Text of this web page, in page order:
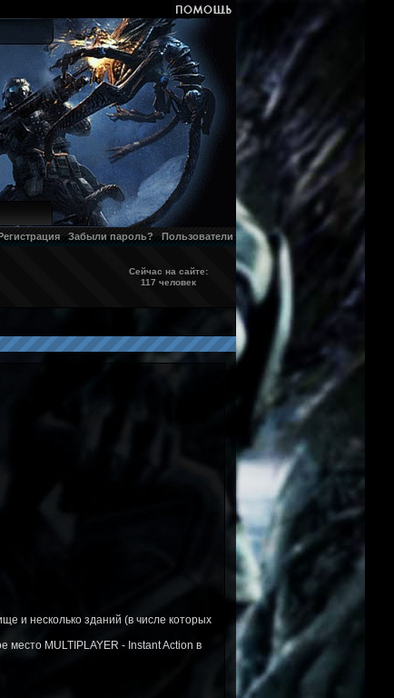
Забыли пароль? Пользователи
Сейчас на сайте:
117 человек
и несколько зданий (в числе которых
место MULTIPLAYER - Instant Action в